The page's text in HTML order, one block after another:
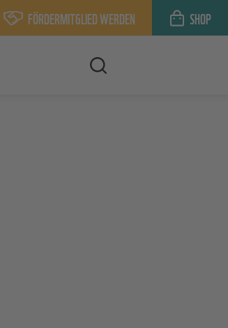
FÖRDERMITGLIED WERDEN SHOP